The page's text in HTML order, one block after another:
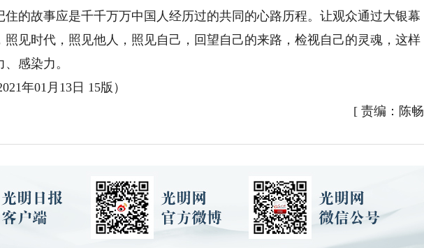
住的故事应是千千万万中国人经历过的共同的心路历程。让观众通过大银幕
照见时代，照见他人，照见自己，回望自己的来路，检视自己的灵魂，这样
感染力。
年01月13日 15版）
[ 责编：陈畅